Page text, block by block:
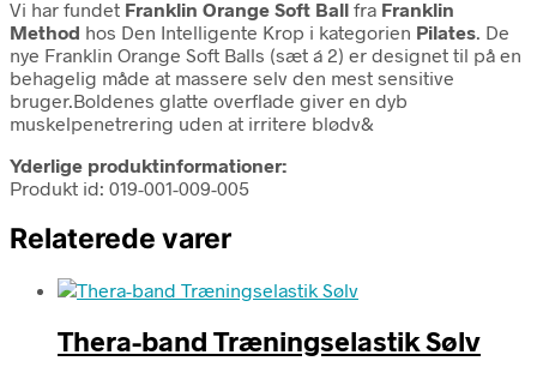
Vi har fundet Franklin Orange Soft Ball fra Franklin
Method hos Den Intelligente Krop i kategorien Pilates. De
nye Franklin Orange Soft Balls (sæt á 2) er designet til på en
behagelig måde at massere selv den mest sensitive
bruger.Boldenes glatte overflade giver en dyb
muskelpenetrering uden at irritere blødv&
Yderlige produktinformationer:
Produkt id: 019-001-009-005
Relaterede varer
Thera-band Træningselastik Sølv